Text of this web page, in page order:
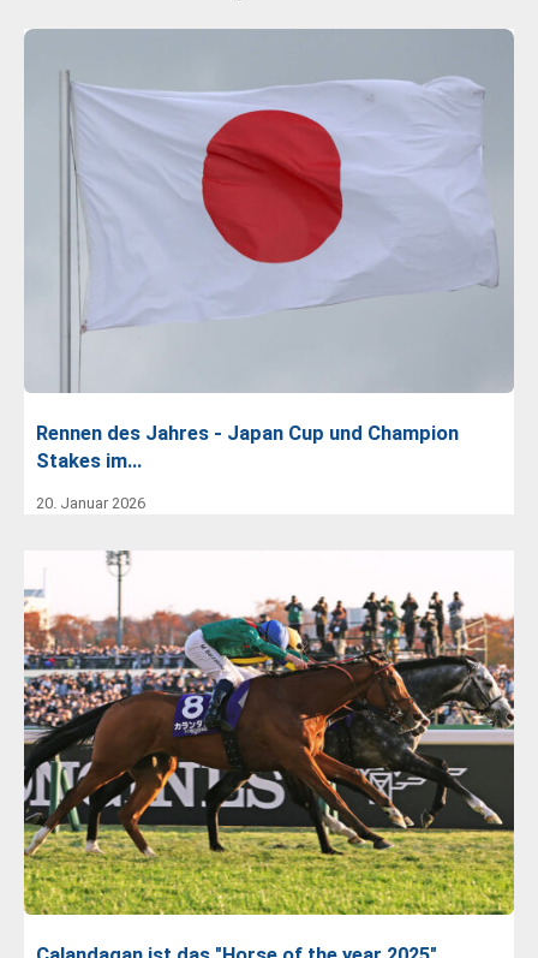
Rennen des Jahres - Japan Cup und Champion
Stakes im…
20. Januar 2026